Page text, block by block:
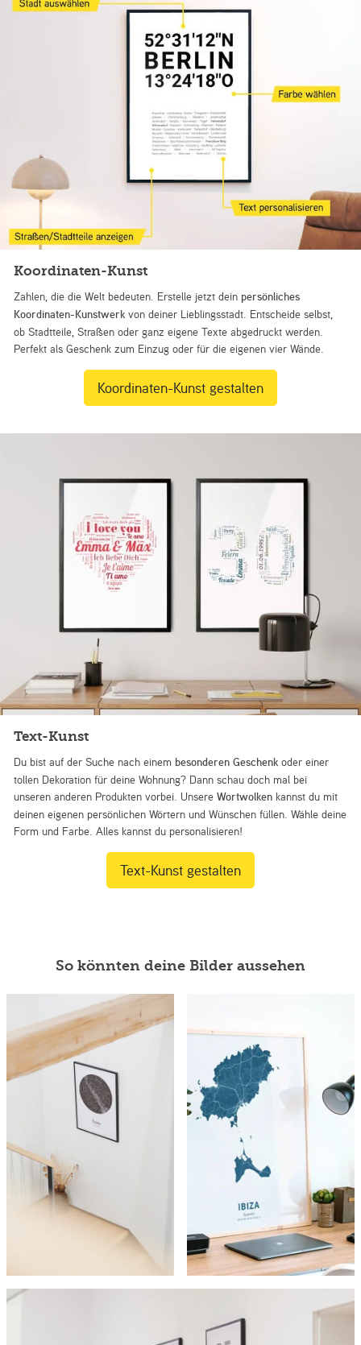
Koordinaten-Kunst
Zahlen, die die Welt bedeuten. Erstelle jetzt dein persönliches
Koordinaten-Kunstwerk von deiner Lieblingsstadt. Entscheide selbst,
ob Stadtteile, Straßen oder ganz eigene Texte abgedruckt werden.
Perfekt als Geschenk zum Einzug oder für die eigenen vier Wände.
Koordinaten-Kunst gestalten
Text-Kunst
Du bist auf der Suche nach einem besonderen Geschenk oder einer
tollen Dekoration für deine Wohnung? Dann schau doch mal bei
unseren anderen Produkten vorbei. UnsereWortwolken kannst du mit
deinen eigenen persönlichen Wörtern und Wünschen füllen. Wähle deine
Form und Farbe. Alles kannst du personalisieren!
Text-Kunst gestalten
So könnten deine Bilder aussehen